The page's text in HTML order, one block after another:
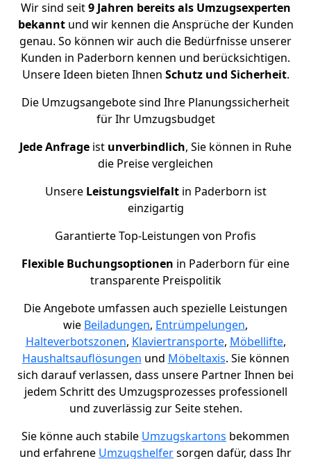
Wir sind seit9 Jahren bereits als Umzugsexperten
bekannt und wir kennen die Ansprüche der Kunden
genau. So können wir auch die Bedürfnisse unserer
Kunden in Paderborn kennen und berücksichtigen.
Unsere Ideen bieten Ihnen Schutz und Sicherheit.
Die Umzugsangebote sind Ihre Planungssicherheit
für Ihr Umzugsbudget
Jede Anfrage ist unverbindlich, Sie können in Ruhe
die Preise vergleichen
Unsere Leistungsvielfaltin Paderborn ist
einzigartig
Garantierte Top-Leistungen von Profis
Flexible Buchungsoptionen in Paderborn für eine
transparente Preispolitik
Die Angebote umfassen auch spezielle Leistungen
wie Beiladungen, Entrümpelungen,
Halteverbotszonen, Klaviertransporte, Möbellifte,
Haushaltsauflösungen und Möbeltaxis. Sie können
sich darauf verlassen, dass unsere Partner Ihnen bei
jedem Schritt des Umzugsprozesses professionell
und zuverlässig zur Seite stehen.
Sie könne auch stabile Umzugskartons bekommen
und erfahrene Umzugshelfersorgen dafür, dass Ihr